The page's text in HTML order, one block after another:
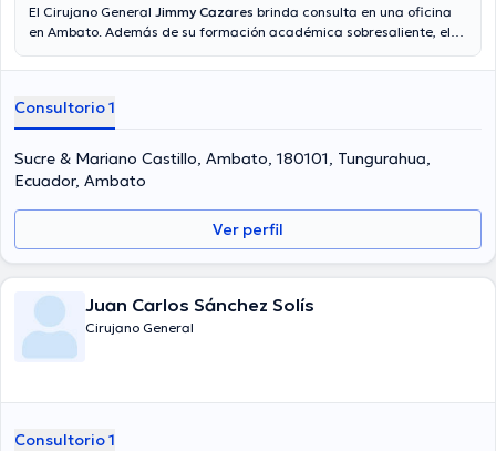
El Cirujano General Jimmy Cazares brinda consulta en una oficina
en Ambato. Además de su formación académica sobresaliente, el
de la salud tiene varios años de experiencia laboral en su área de
de diversas asociaciones médicas. Jimmy Cazares ha formado
parte en abundantes conferencias con miras a tener una formación
continua en su disciplina de especialización y ha compartido
diferentes ediciones.
Consultorio 1
Sucre & Mariano Castillo, Ambato, 180101, Tungurahua,
Ecuador, Ambato
Ver perfil
Juan Carlos Sánchez Solís
Cirujano General
Consultorio 1